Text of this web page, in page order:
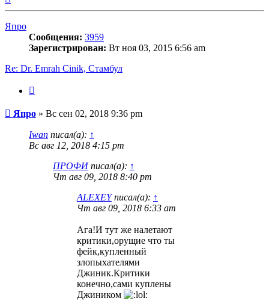
Япро
Сообщения: 3959
Зарегистрирован: Вт ноя 03, 2015 6:56 am
Re: Dr. Emrah Cinik, Стамбул
Сообщение
Япро » Вс сен 02, 2018 9:36 pm
Iwan писал(а): ↑
Вс авг 12, 2018 4:15 pm
ПРОФИписал(а): ↑
Чт авг 09, 2018 8:40 pm
ALEXEYписал(а): ↑
Чт авг 09, 2018 6:33 am
Ага!И тут же налетают
критики,орущие что ты
фейк,купленный
злопыхателями
Джиник.Критики
конечно,сами куплены
Джиником